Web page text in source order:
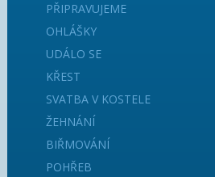
PŘIPRAVUJEME
OHLÁŠKY
UDÁLO SE
KŘEST
SVATBA V KOSTELE
ŽEHNÁNÍ
BIŘMOVÁNÍ
POHŘEB